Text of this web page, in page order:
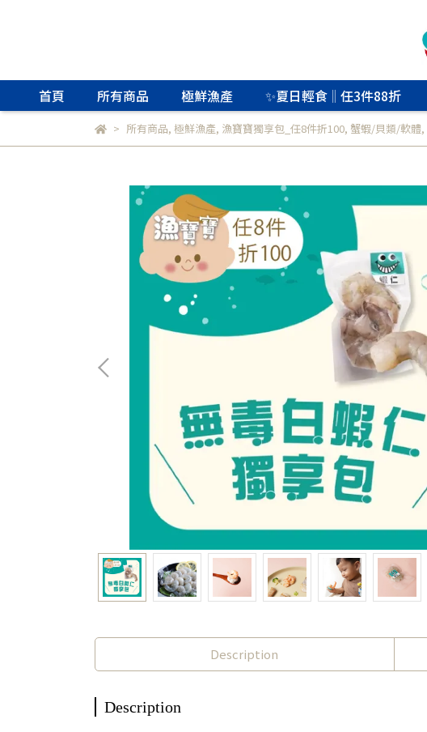
首頁 所有商品 極鮮漁產 ✨夏日輕食‖任3件88折
所有商品, 極鮮漁產, 漁寶寶獨享包_任8件折100, 蟹蝦/貝類/軟體,
Description
Description